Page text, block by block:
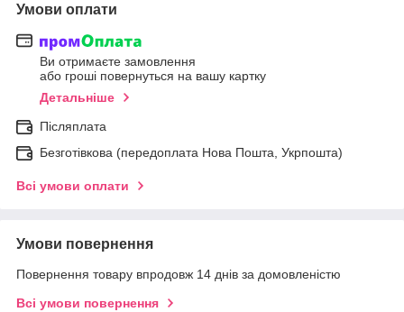
Умови оплати
Ви отримаєте замовлення
або гроші повернуться на вашу картку
Детальніше
Післяплата
Безготівкова (передоплата Нова Пошта, Укрпошта)
Всі умови оплати
Умови повернення
Повернення товару впродовж 14 днів за домовленістю
Всі умови повернення